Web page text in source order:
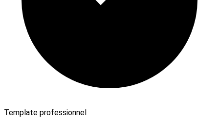
Template professionnel